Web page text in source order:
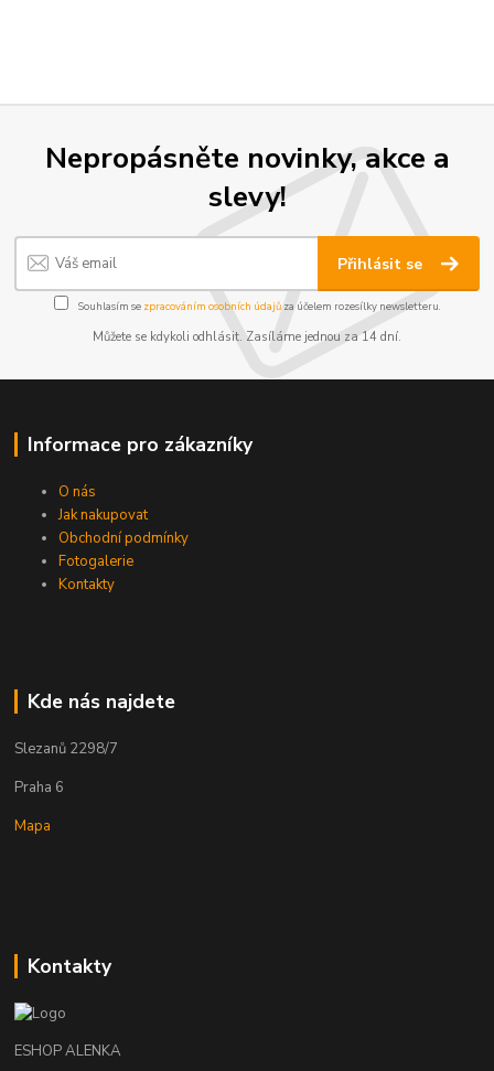
Nepropásněte novinky, akce a
slevy!
Přihlásit se
Souhlasím se zpracováním osobních údajůza účelem rozesílky newsletteru.
Můžete se kdykoli odhlásit. Zasíláme jednou za 14 dní.
Informace pro zákazníky
O nás
Jak nakupovat
Obchodní podmínky
Fotogalerie
Kontakty
Kde nás najdete
Slezanů 2298/7
Praha 6
Mapa
Kontakty
ESHOP ALENKA